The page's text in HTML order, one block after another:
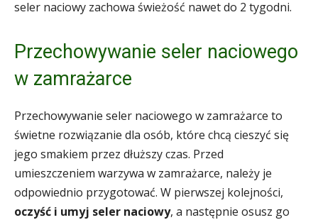
seler naciowy zachowa świeżość nawet do 2 tygodni.
Przechowywanie seler naciowego
w zamrażarce
Przechowywanie seler naciowego w zamrażarce to
świetne rozwiązanie dla osób, które chcą cieszyć się
jego smakiem przez dłuższy czas. Przed
umieszczeniem warzywa w zamrażarce, należy je
odpowiednio przygotować. W pierwszej kolejności,
oczyść i umyj seler naciowy, a następnie osusz go